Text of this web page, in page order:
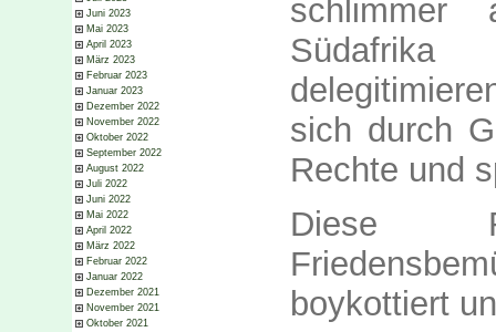
Juni 2023
Mai 2023
April 2023
März 2023
Februar 2023
Januar 2023
Dezember 2022
November 2022
Oktober 2022
September 2022
August 2022
Juli 2022
Juni 2022
Mai 2022
April 2022
März 2022
Februar 2022
Januar 2022
Dezember 2021
November 2021
Oktober 2021
schlimmer
Südafrika
sich durch
Rechte und
Diese
boykottiert